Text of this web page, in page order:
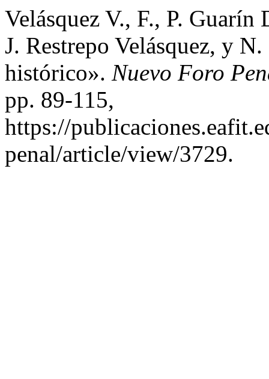
Velásquez V., F., P. Guarín
J. Restrepo Velásquez, y
histórico». Nuevo Foro
pp. 89-115,
https://
penal/article/view/3729.